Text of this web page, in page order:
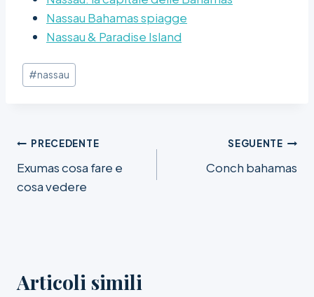
Nassau Bahamas spiagge
Nassau & Paradise Island
Tag
articolo:
#nassau
Navigazione
articoli
PRECEDENTE
Exumas cosa fare e
cosa vedere
SEGUENTE
Conch bahamas
Articoli simili